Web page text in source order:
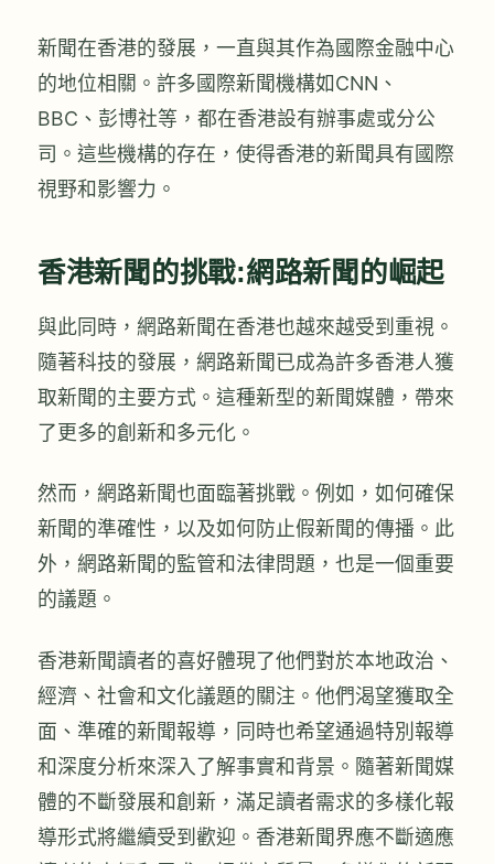
新聞在香港的發展，一直與其作為國際金融中心
的地位相關。許多國際新聞機構如CNN、
BBC、彭博社等，都在香港設有辦事處或分公
司。這些機構的存在，使得香港的新聞具有國際
視野和影響力。
香港新聞的挑戰:網路新聞的崛起
與此同時，網路新聞在香港也越來越受到重視。
隨著科技的發展，網路新聞已成為許多香港人獲
取新聞的主要方式。這種新型的新聞媒體，帶來
了更多的創新和多元化。
然而，網路新聞也面臨著挑戰。例如，如何確保
新聞的準確性，以及如何防止假新聞的傳播。此
外，網路新聞的監管和法律問題，也是一個重要
的議題。
香港新聞讀者的喜好體現了他們對於本地政治、
經濟、社會和文化議題的關注。他們渴望獲取全
面、準確的新聞報導，同時也希望通過特別報導
和深度分析來深入了解事實和背景。隨著新聞媒
體的不斷發展和創新，滿足讀者需求的多樣化報
導形式將繼續受到歡迎。香港新聞界應不斷適應